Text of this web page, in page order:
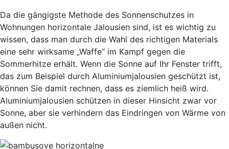
Da die gängigste Methode des Sonnenschutzes in
Wohnungen horizontale Jalousien sind, ist es wichtig zu
wissen, dass man durch die Wahl des richtigen Materials
eine sehr wirksame „Waffe“ im Kampf gegen die
Sommerhitze erhält. Wenn die Sonne auf Ihr Fenster trifft,
das zum Beispiel durch Aluminiumjalousien geschützt ist,
können Sie damit rechnen, dass es ziemlich heiß wird.
Aluminiumjalousien schützen in dieser Hinsicht zwar vor
Sonne, aber sie verhindern das Eindringen von Wärme von
außen nicht.